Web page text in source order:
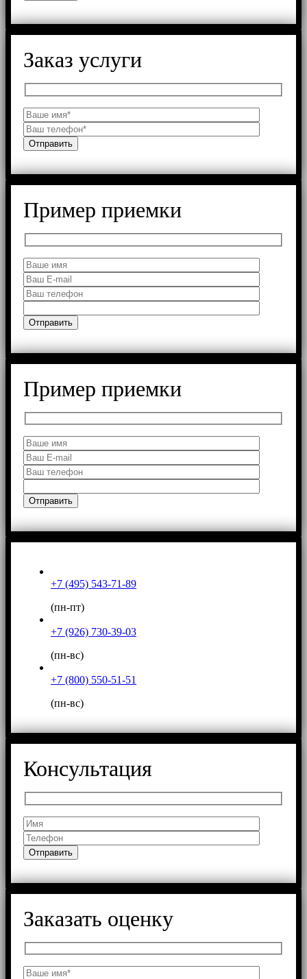
Заказ услуги
Пример приемки
Пример приемки
+7 (495) 543-71-89
(пн-пт)
+7 (926) 730-39-03
(пн-вс)
+7 (800) 550-51-51
(пн-вс)
Консультация
Заказать оценку